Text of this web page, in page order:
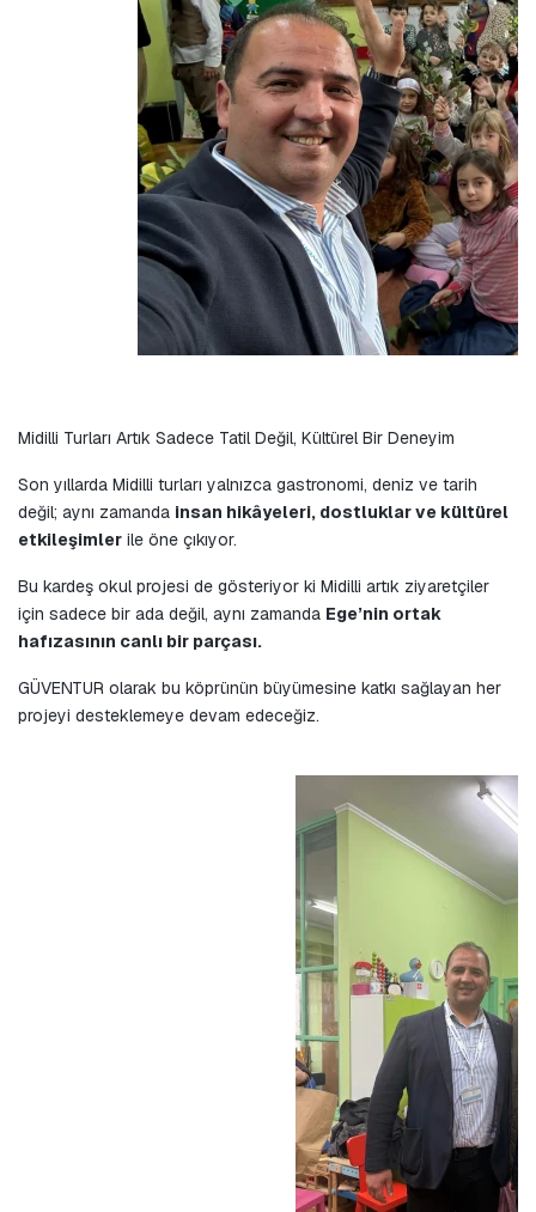
Midilli Turları Artık Sadece Tatil Değil, Kültürel Bir Deneyim
Son yıllarda Midilli turları yalnızca gastronomi, deniz ve tarih
değil; aynı zamanda insan hikâyeleri, dostluklar ve kültürel
etkileşimler ile öne çıkıyor.
Bu kardeş okul projesi de gösteriyor ki Midilli artık ziyaretçiler
için sadece bir ada değil, aynı zamanda Ege’nin ortak
hafızasının canlı bir parçası.
GÜVENTUR olarak bu köprünün büyümesine katkı sağlayan her
projeyi desteklemeye devam edeceğiz.